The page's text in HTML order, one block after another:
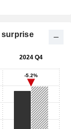
surprise